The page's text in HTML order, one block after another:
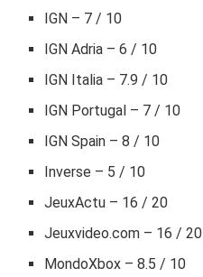
IGN – 7 / 10
IGN Adria – 6 / 10
IGN Italia – 7.9 / 10
IGN Portugal – 7 / 10
IGN Spain – 8 / 10
Inverse – 5 / 10
JeuxActu – 16 / 20
Jeuxvideo.com – 16 / 20
MondoXbox – 8.5 / 10